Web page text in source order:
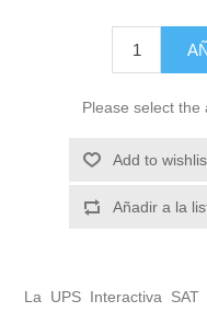
Please select the
Add to
Añadir a la
La UPS Interactiva